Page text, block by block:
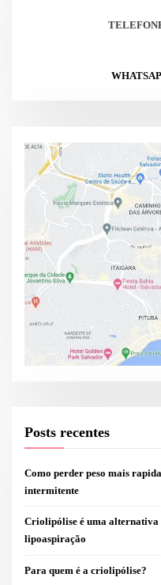
Posts recentes
Como perder peso mais
intermitente
Criolipólise é uma
lipoaspiração
Para quem é a criolipólise?